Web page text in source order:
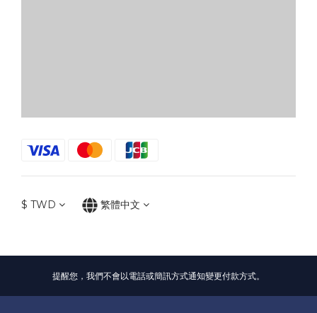
$ TWD 繁體中文
提醒您，我們不會以電話或簡訊方式通知變更付款方式。